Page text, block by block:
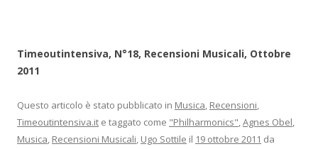
Timeoutintensiva, N°18, Recensioni Musicali, Ottobre
2011
Questo articolo è stato pubblicato in Musica, Recensioni,
Timeoutintensiva.it e taggato come "Philharmonics",Agnes Obel,
Musica, Recensioni Musicali, Ugo Sottile il 19 ottobre 2011 da